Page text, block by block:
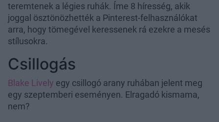
teremtenek a légies ruhák. Íme 8 híresség, akik
joggal ösztönözhették a Pinterest-felhasználókat
arra, hogy tömegével keressenek rá ezekre a mesés
stílusokra.
Csillogás
Blake Lively egy csillogó arany ruhában jelent meg
egy szeptemberi eseményen. Elragadó kismama,
nem?